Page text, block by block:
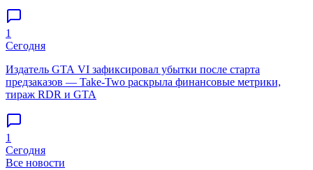
1
Сегодня
Издатель GTA VI зафиксировал убытки после старта
предзаказов — Take-Two раскрыла финансовые метрики,
тираж RDR и GTA
1
Сегодня
Все новости